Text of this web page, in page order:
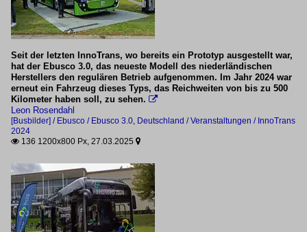
92 Dieselloks
BR 4185 (Vossloh DE 18)
94 Elektrotriebwagen
BR 0424
BR 3464 (Mireo Smart)
BR 447 (Coradia Max)
BR 492 (VDV-TramTrain)
BR 6526 (FLIRT Akku)
99 Bahndienstfahrzeuge
Seit der letzten InnoTrans, wo bereits ein Prototyp ausgestellt war,
hat der Ebusco 3.0, das neueste Modell des niederländischen
Herstellers den regulären Betrieb aufgenommen. Im Jahr 2024 war
erneut ein Fahrzeug dieses Typs, das Reichweiten von bis zu 500
Kilometer haben soll, zu sehen. 
Leon Rosendahl
[Busbilder] / Ebusco / Ebusco 3.0, Deutschland / Veranstaltungen / InnoTrans
2024
 136 1200x800 Px, 27.03.2025 